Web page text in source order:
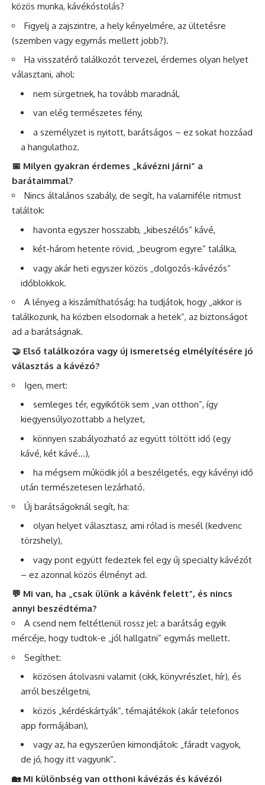
közös munka, kávékóstolás?
Figyelj a zajszintre, a hely kényelmére, az ültetésre
(szemben vagy egymás mellett jobb?).
Ha visszatérő találkozót tervezel, érdemes olyan helyet
választani, ahol:
nem sürgetnek, ha tovább maradnál,
van elég természetes fény,
a személyzet is nyitott, barátságos – ez sokat hozzáad
a hangulathoz.
📅 Milyen gyakran érdemes „kávézni járni” a
barátaimmal?
Nincs általános szabály, de segít, ha valamiféle ritmust
találtok:
havonta egyszer hosszabb, „kibeszélős” kávé,
két-három hetente rövid, „beugrom egyre” találka,
vagy akár heti egyszer közös „dolgozós-kávézós”
időblokkok.
A lényeg a kiszámíthatóság: ha tudjátok, hogy „akkor is
találkozunk, ha közben elsodornak a hetek”, az biztonságot
ad a barátságnak.
🤝 Első találkozóra vagy új ismeretség elmélyítésére jó
választás a kávézó?
Igen, mert:
semleges tér, egyikőtök sem „van otthon”, így
kiegyensúlyozottabb a helyzet,
könnyen szabályozható az együtt töltött idő (egy
kávé, két kávé…),
ha mégsem működik jól a beszélgetés, egy kávényi idő
után természetesen lezárható.
Új barátságoknál segít, ha:
olyan helyet választasz, ami rólad is mesél (kedvenc
törzshely),
vagy pont együtt fedeztek fel egy új specialty kávézót
– ez azonnal közös élményt ad.
💬 Mi van, ha „csak ülünk a kávénk felett”, és nincs
annyi beszédtéma?
A csend nem feltétlenül rossz jel: a barátság egyik
mércéje, hogy tudtok-e „jól hallgatni” egymás mellett.
Segíthet:
közösen átolvasni valamit (cikk, könyvrészlet, hír), és
arról beszélgetni,
közös „kérdéskártyák”, témajátékok (akár telefonos
app formájában),
vagy az, ha egyszerűen kimondjátok: „fáradt vagyok,
de jó, hogy itt vagyunk”.
🏡 Mi különbség van otthoni kávézás és kávézói